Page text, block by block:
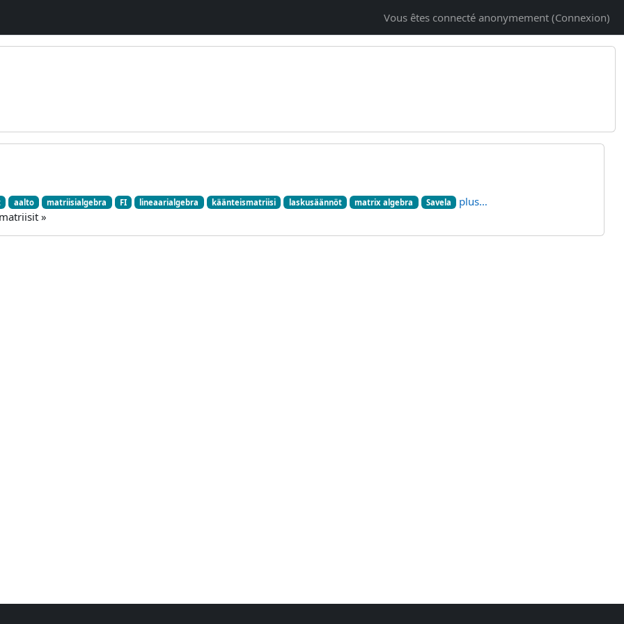
Vous êtes connecté anonymement (Connexion)
aalto matriisialgebra FI lineaarialgebra käänteismatriisi laskusäännöt matrix algebra Savela
plus…
»